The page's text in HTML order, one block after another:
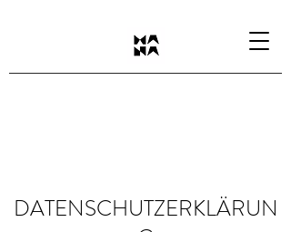
DATENSCHUTZERKLÄRUN